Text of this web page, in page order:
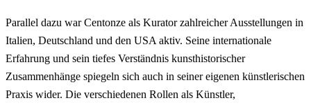
Parallel dazu war Centonze als Kurator zahlreicher Ausstellungen in
Italien, Deutschland und den USA aktiv. Seine internationale
Erfahrung und sein tiefes Verständnis kunsthistorischer
Zusammenhänge spiegeln sich auch in seiner eigenen künstlerischen
Praxis wider. Die verschiedenen Rollen als Künstler,